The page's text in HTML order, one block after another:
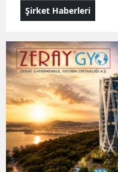
Şirket Haberleri